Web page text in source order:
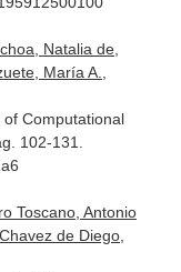
Natalia de,
María A.,
of Computational
102-131.
Toscano, Antonio
de Diego,